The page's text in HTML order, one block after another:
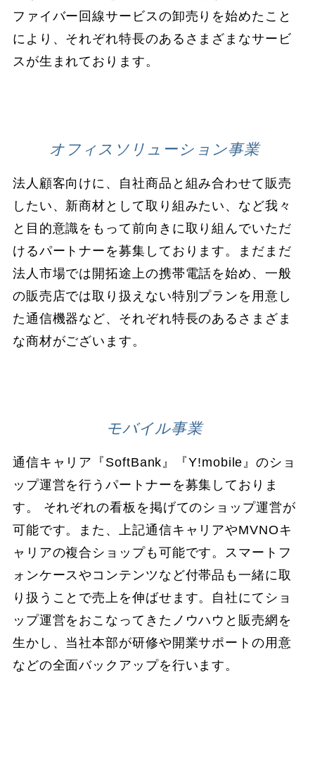
ファイバー回線サービスの卸売りを始めたこと
により、それぞれ特長のあるさまざまなサービ
スが生まれております。
オフィスソリューション事業
法人顧客向けに、自社商品と組み合わせて販売
したい、新商材として取り組みたい、など我々
と目的意識をもって前向きに取り組んでいただ
けるパートナーを募集しております。まだまだ
法人市場では開拓途上の携帯電話を始め、一般
の販売店では取り扱えない特別プランを用意し
た通信機器など、それぞれ特長のあるさまざま
な商材がございます。
モバイル事業
通信キャリア『SoftBank』『Y!mobile』のショ
ップ運営を行うパートナーを募集しておりま
す。 それぞれの看板を掲げてのショップ運営が
可能です。また、上記通信キャリアやMVNOキ
ャリアの複合ショップも可能です。スマートフ
ォンケースやコンテンツなど付帯品も一緒に取
り扱うことで売上を伸ばせます。自社にてショ
ップ運営をおこなってきたノウハウと販売網を
生かし、当社本部が研修や開業サポートの用意
などの全面バックアップを行います。